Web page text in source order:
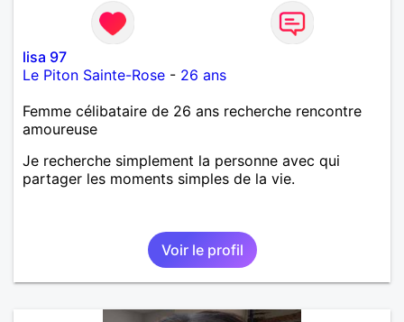
lisa 97
Le Piton Sainte-Rose - 26 ans
Femme célibataire de 26 ans recherche rencontre
amoureuse
Je recherche simplement la personne avec qui
partager les moments simples de la vie.
Voir le profil